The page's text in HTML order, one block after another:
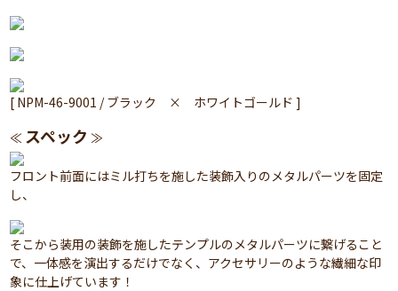
[ NPM-46-9001 / ブラック × ホワイトゴールド ]
≪ スペック ≫
フロント前面にはミル打ちを施した装飾入りのメタルパーツを固定
し、
そこから装用の装飾を施したテンプルのメタルパーツに繋げること
で、一体感を演出するだけでなく、アクセサリーのような繊細な印
象に仕上げています！